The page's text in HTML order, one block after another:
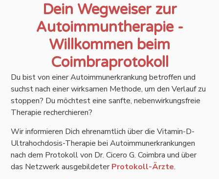
Dein Wegweiser zur
Autoimmuntherapie -
Willkommen beim
Coimbraprotokoll
Du bist von einer Autoimmunerkrankung betroffen und
suchst nach einer wirksamen Methode, um den Verlauf zu
stoppen? Du möchtest eine sanfte, nebenwirkungsfreie
Therapie recherchieren?
Wir informieren Dich ehrenamtlich über die Vitamin-D-
Ultrahochdosis-Therapie bei Autoimmunerkrankungen
nach dem Protokoll von Dr. Cicero G. Coimbra und über
das Netzwerk ausgebildeterProtokoll-Ärzte.